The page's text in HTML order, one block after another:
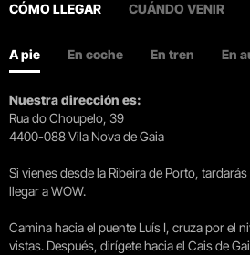
CÓMO LLEGAR CUÁNDO VENIR
A pie En coche En tren En
Nuestra dirección es:
Rua do Choupelo, 39
4400-088 Vila Nova de Gaia
Si vienes desde la Ribeira de Porto,
llegar a WOW.
Camina hacia el puente Luís I, cruza por el
vistas. Después, dirígete hacia el Cais de